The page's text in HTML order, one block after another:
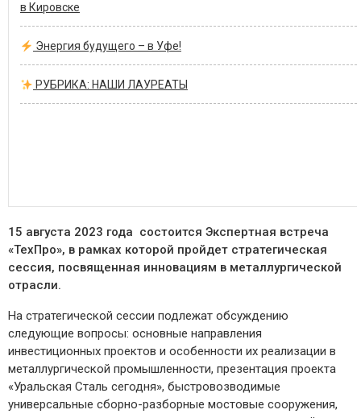
в Кировске
Энергия будущего – в Уфе!
РУБРИКА: НАШИ ЛАУРЕАТЫ
15 августа 2023 года состоится Экспертная встреча
«ТехПро», в рамках которой пройдет стратегическая
сессия, посвященная инновациям в металлургической
отрасли.
На стратегической сессии подлежат обсуждению
следующие вопросы: основные направления
инвестиционных проектов и особенности их реализации в
металлургической промышленности, презентация проекта
«Уральская Сталь сегодня», быстровозводимые
универсальные сборно-разборные мостовые сооружения,